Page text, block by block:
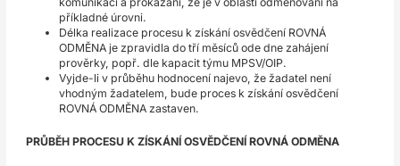
příkladné úrovni.
Délka realizace procesu k získání osvědčení ROVNÁ
ODMĚNA je zpravidla do tří měsíců ode dne zahájení
prověrky, popř. dle kapacit týmu MPSV/OIP.
Vyjde-li v průběhu hodnocení najevo, že žadatel není
vhodným žadatelem, bude proces k získání osvědčení
ROVNÁ ODMĚNA zastaven.
PRŮBĚH PROCESU K ZÍSKÁNÍ OSVĚDČENÍ ROVNÁ ODMĚNA